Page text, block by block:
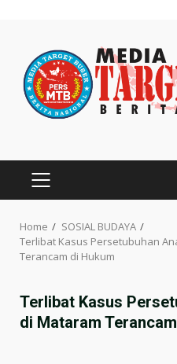
content
PRIMARY
Home
SOSIAL BUDAYA
Terlibat Kasus Persetubuhan
Terancam di Hukum
Terlibat Kasus
di Mataram